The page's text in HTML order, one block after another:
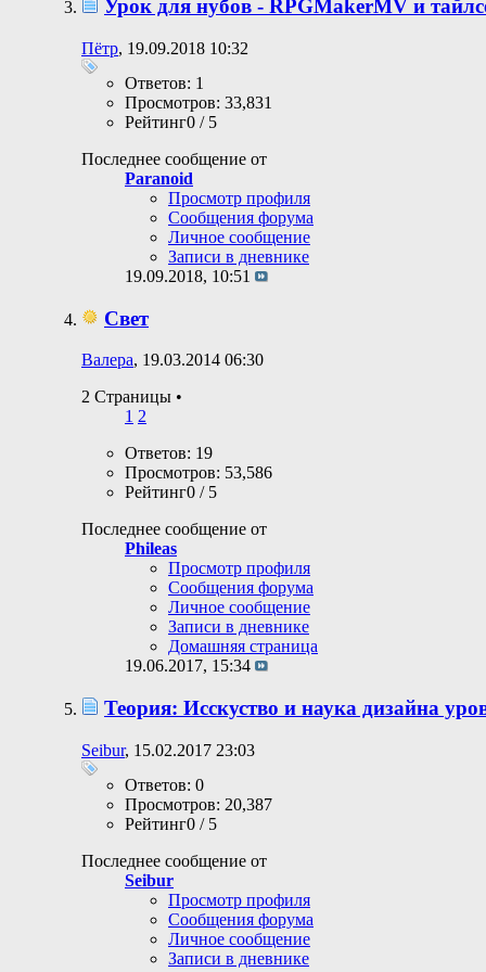
Урок для нубов - RPGMakerMV и
Пётр, 19.09.2018 10:32
Ответов: 1
Просмотров: 33,831
Рейтинг0 / 5
Последнее сообщение от
Paranoid
Просмотр профиля
Сообщения форума
Личное сообщение
Записи в дневнике
19.09.2018, 10:51
Свет
Валера, 19.03.2014 06:30
2 Страницы •
1 2
Ответов: 19
Просмотров: 53,586
Рейтинг0 / 5
Последнее сообщение от
Phileas
Просмотр профиля
Сообщения форума
Личное сообщение
Записи в дневнике
Домашняя страница
19.06.2017, 15:34
Теория: Исскуство и наука дизайна
Seibur, 15.02.2017 23:03
Ответов: 0
Просмотров: 20,387
Рейтинг0 / 5
Последнее сообщение от
Seibur
Просмотр профиля
Сообщения форума
Личное сообщение
Записи в дневнике